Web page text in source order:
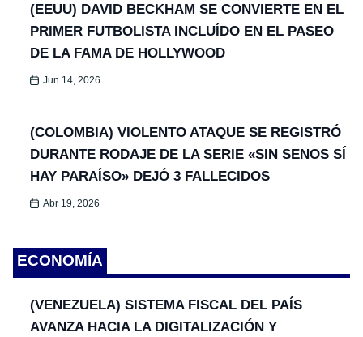
(EEUU) DAVID BECKHAM SE CONVIERTE EN EL
PRIMER FUTBOLISTA INCLUÍDO EN EL PASEO
DE LA FAMA DE HOLLYWOOD
Jun 14, 2026
(COLOMBIA) VIOLENTO ATAQUE SE REGISTRÓ
DURANTE RODAJE DE LA SERIE «SIN SENOS SÍ
HAY PARAÍSO» DEJÓ 3 FALLECIDOS
Abr 19, 2026
ECONOMÍA
(VENEZUELA) SISTEMA FISCAL DEL PAÍS
AVANZA HACIA LA DIGITALIZACIÓN Y